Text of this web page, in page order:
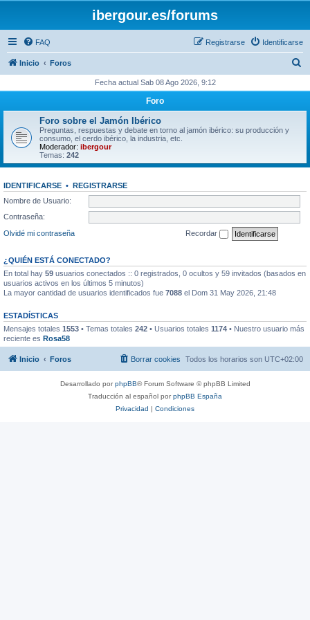
ibergour.es/forums
FAQ Identificarse
Registrarse
Inicio Foros
c
Fecha actual Sab 08 Ago 2026, 9:12
Foro
Foro sobre el Jamón Ibérico
Preguntas, respuestas y debate en torno al jamón ibérico: su producción y
consumo, el cerdo ibérico, la industria, etc.
Moderador: ibergour
Temas: 242
IDENTIFICARSE • REGISTRARSE
Nombre de Usuario:
Contraseña:
Olvidé mi contraseña
Recordar
¿QUIÉN ESTÁ CONECTADO?
En total hay 59 usuarios conectados :: 0 registrados, 0 ocultos y 59 invitados (basados en
usuarios activos en los últimos 5 minutos)
La mayor cantidad de usuarios identificados fue 7088 el Dom 31 May 2026, 21:48
ESTADÍSTICAS
Mensajes totales 1553 • Temas totales 242 • Usuarios totales 1174 • Nuestro usuario más
reciente es Rosa58
Inicio Foros Todos los horarios son UTC+02:00
Borrar cookies
Desarrollado porphpBB® Forum Software © phpBB Limited
Traducción al español porphpBB España
Privacidad | Condiciones